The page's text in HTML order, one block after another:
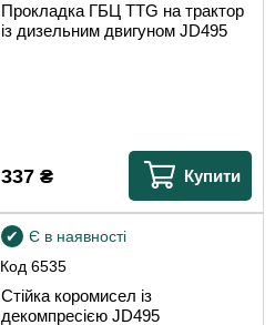
Прокладка ГБЦ TTG на трактор
із дизельним двигуном JD495
337₴ Купити
Код6535
Є в наявності
Стійка коромисел із
декомпресією JD495